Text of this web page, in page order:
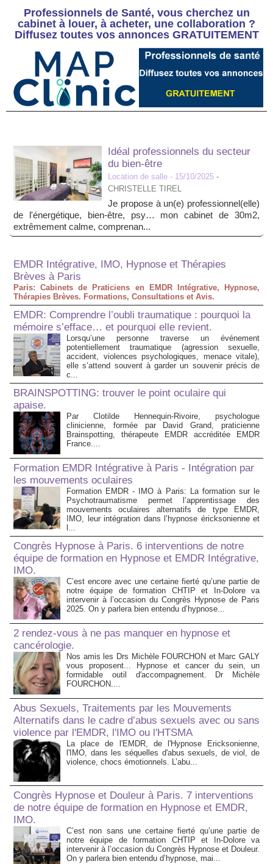
Professionnels de Santé, vous cherchez un
cabinet à louer, à acheter, une collaboration ?
Diffusez toutes vos annonces GRATUITEMENT
Idéal professionnels du secteur
du bien-être
Location de salle - 15/10/2025 -
CHRISTELLE TIREL
Je propose à un(e) professionnel(elle)
de l'énergétique, bien-être, psy… mon cabinet de 30m2,
extrêmement calme, comprenan...
EMDR Intégrative, IMO, Hypnose et Thérapies
Brèves à Paris
Paris: Cabinets de Praticiens en EMDR Intégrative, Hypnose,
Thérapies Brèves. Formations, Consultations et Avis.
EMDR: Comprendre l’oubli traumatique : pourquoi la
mémoire s’efface… et pourquoi elle revient.
Lorsqu’une personne traverse un événement
potentiellement traumatique (agression sexuelle,
accident, violences psychologiques, menace vitale),
elle s’attend souvent à garder un souvenir précis de
c...
BRAINSPOTTING: trouver le point oculaire qui
apaise.
Par Clotilde Hennequin-Rivoire, psychologue
clinicienne, formée par David Grand, praticienne
Brainspotting, thérapeute EMDR accréditée EMDR
France....
Formation EMDR Intégrative à Paris - Intégration par
les mouvements oculaires
Formation EMDR - IMO à Paris: La formation sur le
Psychotraumatisme permet l’apprentissage des
mouvements oculaires alternatifs de type EMDR,
IMO, leur intégration dans l’hypnose éricksonienne et
l...
Congrès Hypnose à Paris. 6 interventions de notre
équipe de formation en Hypnose et EMDR Intégrative,
IMO.
C’est encore avec une certaine fierté qu’une partie de
notre équipe de formation CHTIP et In-Dolore va
intervenir à l’occasion du Congrès Hypnose de Paris
2025. On y parlera bien entendu d’hypnose...
2 rendez-vous à ne pas manquer en hypnose et
cancérologie.
Nos amis les Drs Michèle FOURCHON et Marc GALY
vous proposent... Hypnose et cancer du sein, un
formidable outil d'accompagnement. Dr Michèle
FOURCHON....
Abus Sexuels, Traitements par les Mouvements
Alternatifs dans le cadre d’abus sexuels avec ou sans
violence par l'EMDR, l'IMO ou l'HTSMA
La place de l'EMDR, de l'Hypnose Ericksonienne,
l'IMO, dans les séquelles d'abus sexuels, de viol, de
violence, chocs émotionnels. L’abu...
Congrès Hypnose et Douleur à Paris. 7 interventions
de notre équipe de formation en Hypnose et EMDR,
IMO.
C’est non sans une certaine fierté qu’une partie de
notre équipe de formation CHTIP et In-Dolore va
intervenir à l’occasion du Congrès Hypnose et Douleur.
On y parlera bien entendu d’hypnose, mai...